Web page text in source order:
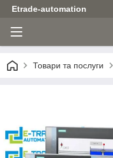
Etrade-automation
Товари та послуги